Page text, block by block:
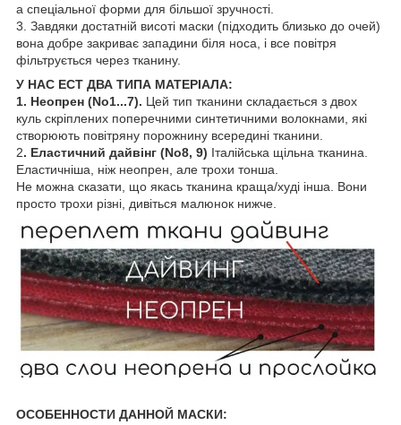
а спеціальної форми для більшої зручності.
3. Завдяки достатній висоті маски (підходить близько до очей)
вона добре закриває западини біля носа, і все повітря
фільтрується через тканину.
У НАС ЕСТ ДВА ТИПА МАТЕРІАЛА:
1. Неопрен (No1...7). Цей тип тканини складається з двох
куль скріплених поперечними синтетичними волокнами, які
створюють повітряну порожнину всередині тканини.
2. Еластичний дайвінг (No8, 9) Італійська щільна тканина.
Еластичніша, ніж неопрен, але трохи тонша.
Не можна сказати, що якась тканина краща/худі інша. Вони
просто трохи різні, дивіться малюнок нижче.
ОСОБЕННОСТИ ДАННОЙ МАСКИ: